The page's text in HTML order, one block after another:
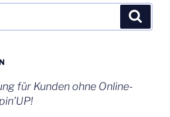
für Kunden ohne Online-